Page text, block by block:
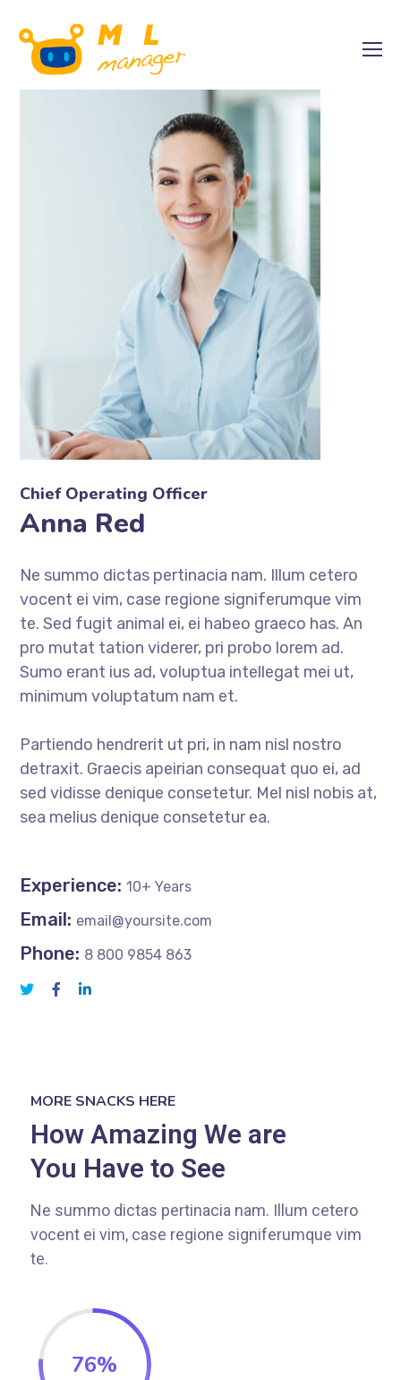
Chief Operating Officer
Anna Red
Ne summo dictas pertinacia nam. Illum cetero
vocent ei vim, case regione signiferumque vim
te. Sed fugit animal ei, ei habeo graeco has. An
pro mutat tation viderer, pri probo lorem ad.
Sumo erant ius ad, voluptua intellegat mei ut,
minimum voluptatum nam et.
Partiendo hendrerit ut pri, in nam nisl nostro
detraxit. Graecis apeirian consequat quo ei, ad
sed vidisse denique consetetur. Mel nisl nobis at,
sea melius denique consetetur ea.
Experience: 10+ Years
Email: email@yoursite.com
Phone: 8 800 9854 863
MORE SNACKS HERE
How Amazing We are
You Have to See
Ne summo dictas pertinacia nam. Illum cetero
vocent ei vim, case regione signiferumque vim
te.
76%